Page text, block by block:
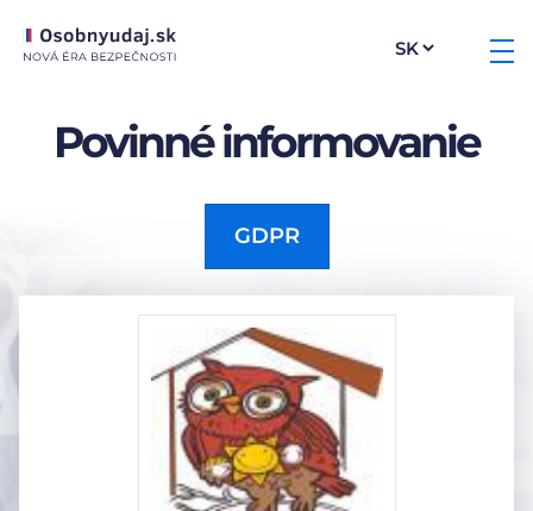
Povinné informovanie
GDPR